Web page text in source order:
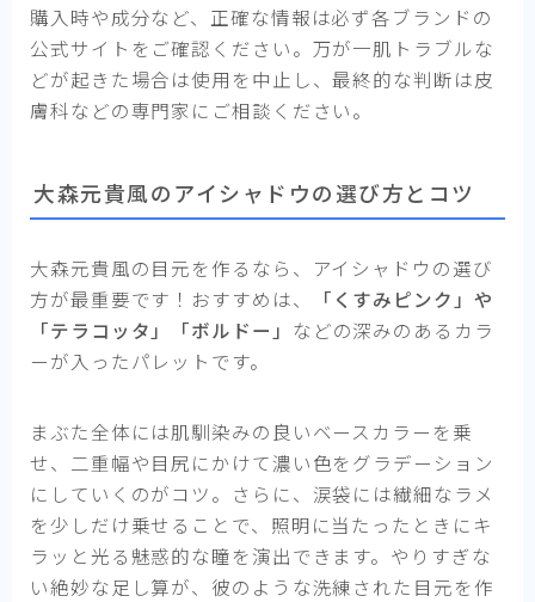
購入時や成分など、正確な情報は必ず各ブランドの
公式サイトをご確認ください。万が一肌トラブルな
どが起きた場合は使用を中止し、最終的な判断は皮
膚科などの専門家にご相談ください。
大森元貴風のアイシャドウの選び方とコツ
大森元貴風の目元を作るなら、アイシャドウの選び
方が最重要です！おすすめは、
「くすみピンク」や
「テラコッタ」「ボルドー」 などの深みのあるカラ
ーが入ったパレットです。
まぶた全体には肌馴染みの良いベースカラーを乗
せ、二重幅や目尻にかけて濃い色をグラデーション
にしていくのがコツ。さらに、涙袋には繊細なラメ
を少しだけ乗せることで、照明に当たったときにキ
ラッと光る魅惑的な瞳を演出できます。やりすぎな
い絶妙な足し算が、彼のような洗練された目元を作